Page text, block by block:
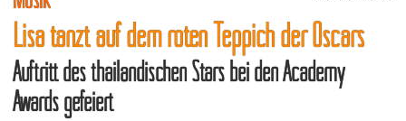
Lisa tanzt auf dem roten Teppich der Oscars
Auftritt des thailändischen Stars bei den Academy
Awards gefeiert